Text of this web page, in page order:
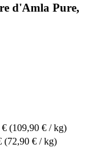
d'Amla Pure,
€ (109,90 € / kg)
(72,90 € / kg)